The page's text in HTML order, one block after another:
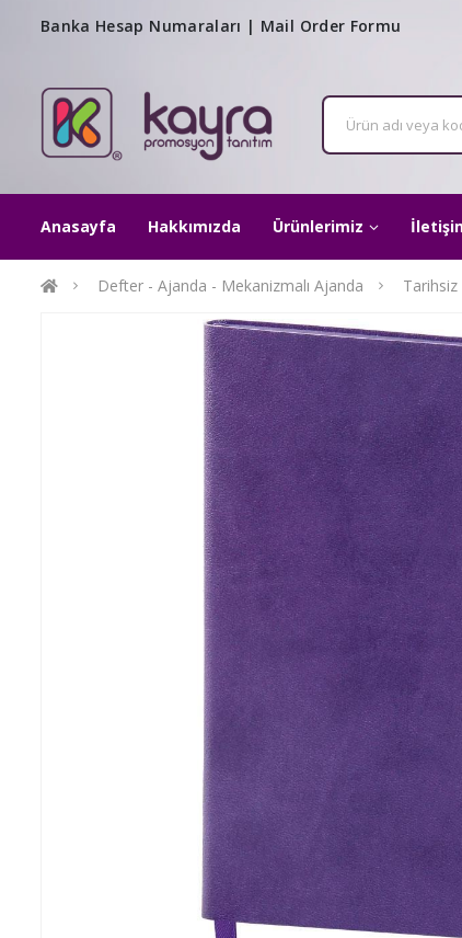
Banka Hesap Numaraları | Mail Order Formu
Anasayfa Hakkımızda Ürünlerimiz
Defter - Ajanda - Mekanizmalı Ajanda